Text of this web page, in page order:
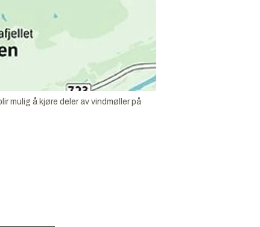
mulig å kjøre deler av vindmøller på